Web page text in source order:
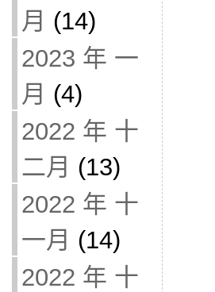
月 (14)
2023 年 一
月 (4)
2022 年 十
二月 (13)
2022 年 十
一月 (14)
2022 年 十